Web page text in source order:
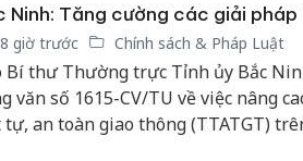
Ninh: Tăng cường các giải
giờ trước Chính sách & Pháp Luật
Bí thư Thường trực Tỉnh ủy Bắc
văn số 1615-CV/TU về việc nâng
an toàn giao thông (TTATGT)